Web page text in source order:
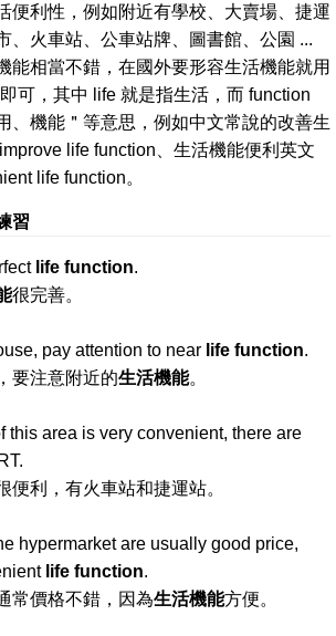
便利性，例如附近有學校、大賣場、捷運
、火車站、公車站牌、圖書館、公園 ...
能相當不錯，在國外要形容生活機能就用
可，其中 life 就是指生活，而 function
、機能＂等意思，例如中文常說的改善生
life function、生活機能便利英文
life function。
習
life function.
很完善。
pay attention to near life function.
要注意附近的生活機能。
this area is very convenient, there are
便利，有火車站和捷運站。
hypermarket are usually good price,
life function.
常價格不錯，因為生活機能方便。